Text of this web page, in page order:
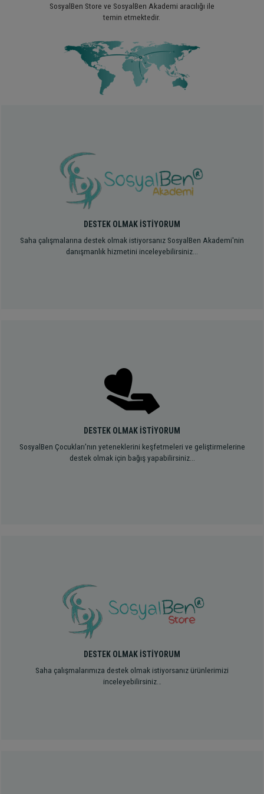
SosyalBen Store ve SosyalBen Akademi aracılığı ile
temin etmektedir.
DESTEK OLMAK İSTİYORUM
Saha çalışmalarına destek olmak istiyorsanız SosyalBen Akademi'nin
danışmanlık hizmetini inceleyebilirsiniz...
DESTEK OLMAK İSTİYORUM
SosyalBen Çocukları'nın yeteneklerini keşfetmeleri ve geliştirmelerine
destek olmak için bağış yapabilirsiniz...
DESTEK OLMAK İSTİYORUM
Saha çalışmalarımıza destek olmak istiyorsanız ürünlerimizi
inceleyebilirsiniz…